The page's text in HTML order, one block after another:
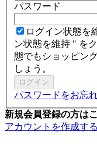
パスワード
ログイン状態を
ン状態を維持 " を
態でもショッピン
しょう。
ログイン
パスワードをお忘
新規会員登録の方は
アカウントを作成する